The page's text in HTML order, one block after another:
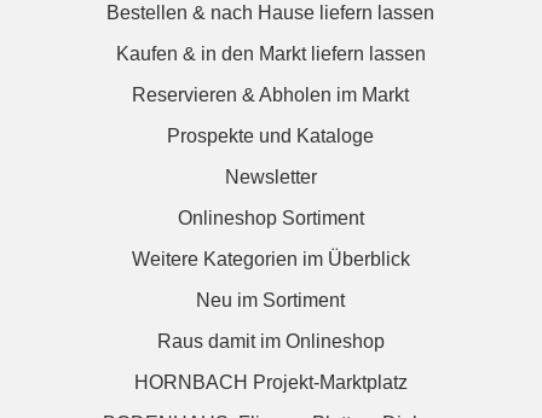
Bestellen & nach Hause liefern lassen
Kaufen & in den Markt liefern lassen
Reservieren & Abholen im Markt
Prospekte und Kataloge
Newsletter
Onlineshop Sortiment
Weitere Kategorien im Überblick
Neu im Sortiment
Raus damit im Onlineshop
HORNBACH Projekt-Marktplatz